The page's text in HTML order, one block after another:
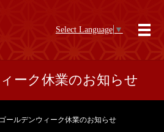
Select Language ▼
メ
ーク休業のお知らせ
ゴールデンウィーク休業のお知らせ